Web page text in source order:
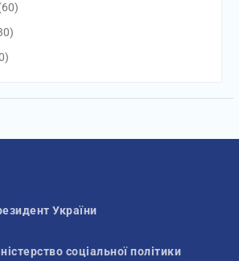
України
соціальної політики